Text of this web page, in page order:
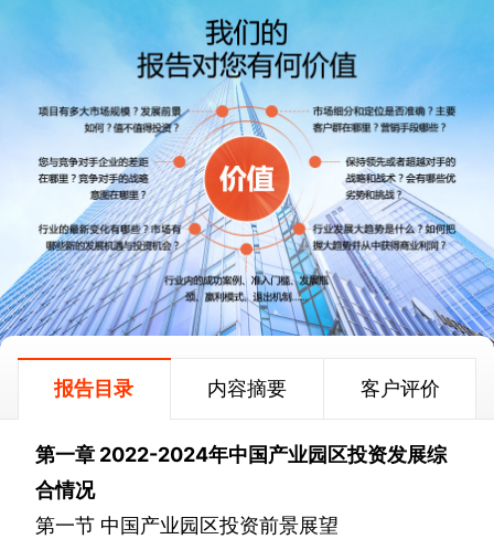
报告目录 内容摘要 客户评价
第一章 2022-2024年中国产业园区投资发展综
合情况
第一节 中国产业园区投资前景展望